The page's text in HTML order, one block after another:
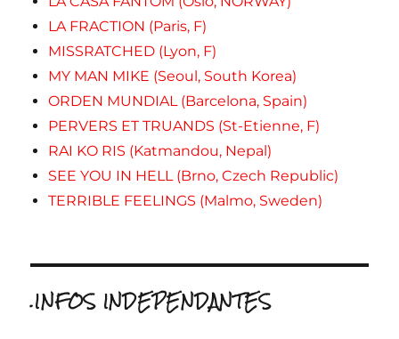
LA FRACTION (Paris, F)
MISSRATCHED (Lyon, F)
MY MAN MIKE (Seoul, South Korea)
ORDEN MUNDIAL (Barcelona, Spain)
PERVERS ET TRUANDS (St-Etienne, F)
RAI KO RIS (Katmandou, Nepal)
SEE YOU IN HELL (Brno, Czech Republic)
TERRIBLE FEELINGS (Malmo, Sweden)
.INFOS INDEPENDANTES